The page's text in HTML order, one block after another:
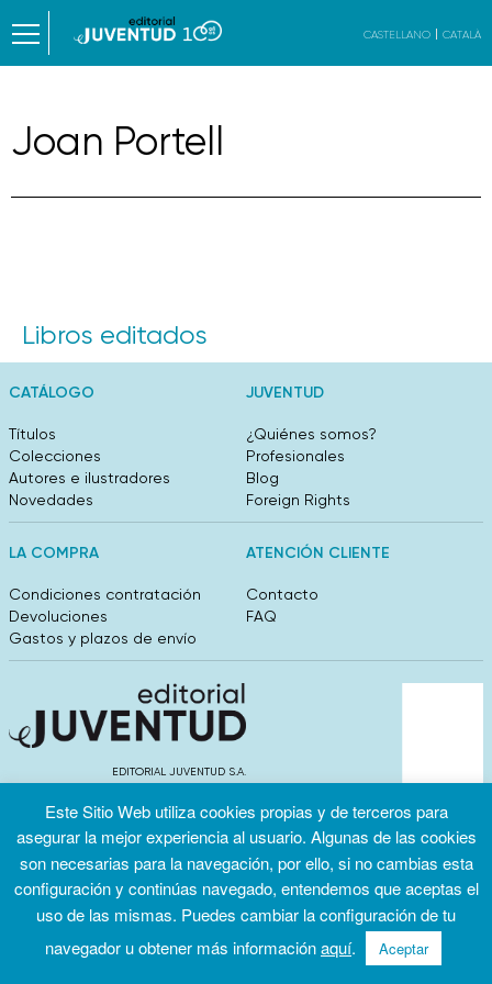
CASTELLANO CATALÀ
Joan Portell
Libros editados
CATÁLOGO
Títulos
Colecciones
Autores e ilustradores
Novedades
JUVENTUD
¿Quiénes somos?
Profesionales
Blog
Foreign Rights
LA COMPRA
Condiciones contratación
Devoluciones
Gastos y plazos de envío
ATENCIÓN CLIENTE
Contacto
FAQ
EDITORIAL JUVENTUD S.A.
info@editorialjuventud.es
Condiciones
Política de
privacidad
Política de
Este Sitio Web utiliza cookies propias y de terceros para
asegurar la mejor experiencia al usuario. Algunas de las cookies
son necesarias para la navegación, por ello, si no cambias esta
configuración y continúas navegado, entendemos que aceptas el
uso de las mismas. Puedes cambiar la configuración de tu
navegador u obtener más informaciónaquí. Aceptar